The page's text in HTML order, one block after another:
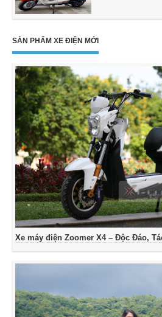
SẢN PHẨM XE ĐIỆN MỚI
Xe máy điện Zoomer X4 – Độc Đáo,